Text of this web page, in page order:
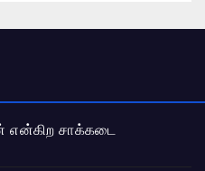
என்கிற சாக்கடை